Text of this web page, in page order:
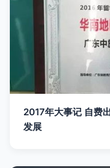
2017年大事记 自费
发展